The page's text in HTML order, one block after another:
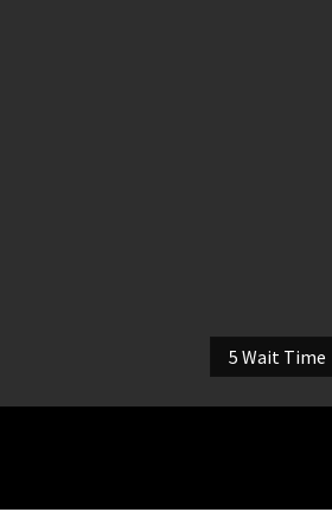
5 Wait Time